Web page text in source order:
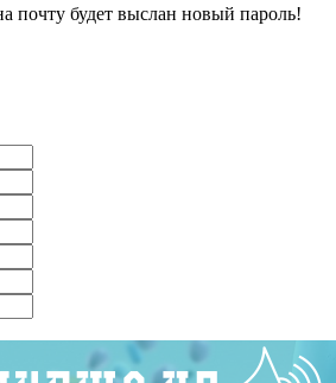
почту будет выслан новый пароль!